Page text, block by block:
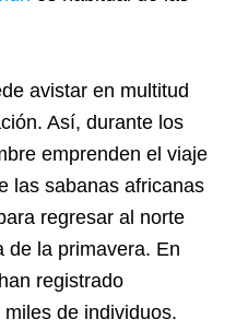
avistar en multitud
Así, durante los
emprenden el viaje
las sabanas africanas
regresar al norte
de la primavera. En
registrado
de individuos.